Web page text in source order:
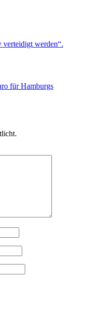
verteidigt werden“.
für Hamburgs